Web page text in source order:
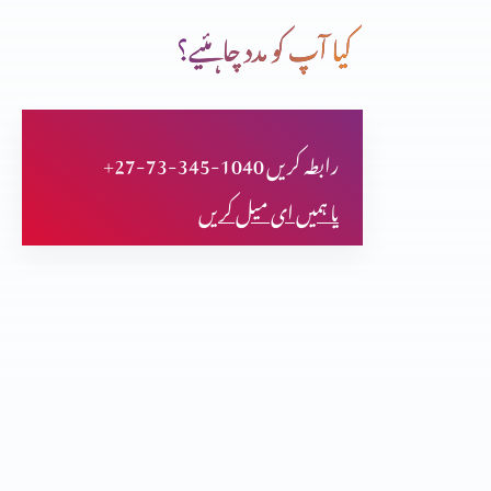
ایک بہادر بادشاہ پارٹ 4
ایک بہادر بادشاہ پارٹ 3
کیا آپ کو مدد چاہئیے؟
+27-73-345-1040 رابطہ کریں
یا ہمیں ای میل کریں